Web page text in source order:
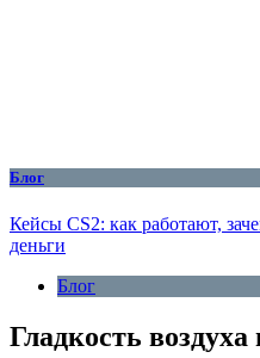
Блог
Кейсы CS2: как работают,
деньги
Блог
Гладкость